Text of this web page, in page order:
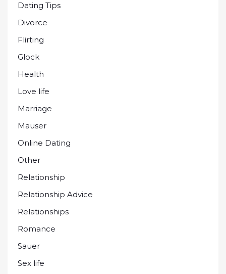
Dating Tips
Divorce
Flirting
Glock
Health
Love life
Marriage
Mauser
Online Dating
Other
Relationship
Relationship Advice
Relationships
Romance
Sauer
Sex life